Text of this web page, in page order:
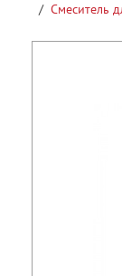
Смеситель